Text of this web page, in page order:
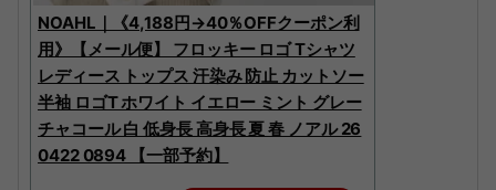
NOAHL｜《4,188円→40％OFFクーポン利
用》【メール便】 フロッキー ロゴ Tシャツ
レディース トップス 汗染み 防止 カットソー
半袖 ロゴT ホワイト イエロー ミント グレー
チャコール 白 低身長 高身長 夏 春 ノアル 26
0422 0894 【一部予約】